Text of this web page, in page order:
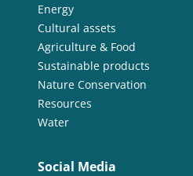
Energy
Cultural assets
Agriculture & Food
Sustainable products
Nature Conservation
Resources
Water
Social Media